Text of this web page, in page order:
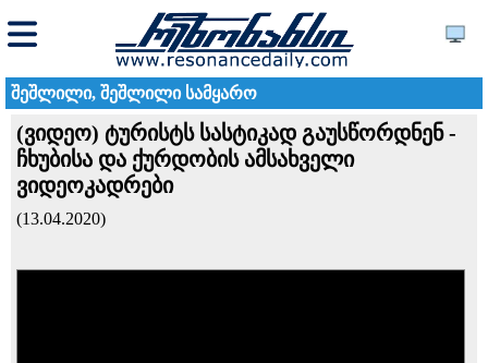
შეშლილი, შეშლილი სამყარო
(ვიდეო) ტურისტს სასტიკად გაუსწორდნენ -
ჩხუბისა და ქურდობის ამსახველი
ვიდეოკადრები
(13.04.2020)